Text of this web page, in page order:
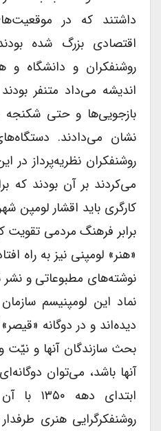
داشتند که در
اقتصادی بزرگ شده
روشنفکران و دانشگاه و
اندیشه می‌داد متنفر بودند
بازجویی‌ها و حتی شکنجه
نشان می‌دادند.
روشنفکران نظریه‌پرداز در
می‌کردند بر آن بودند که
کارگری باید اقشار لومپن
برابر فرهنگ مردمی تقویت
«هنر» لومپنی نیز به راه
نوشته‌های مطبوعاتی و نشر
نماد این لومپنیسم سازمان
دیده‌اند و در دوگانه «قیصر»
بحث سازندگان آنها و نیّت و
آنها باشد، می‌توان
ابتدای دهه
روشنفکرگرایی هنری